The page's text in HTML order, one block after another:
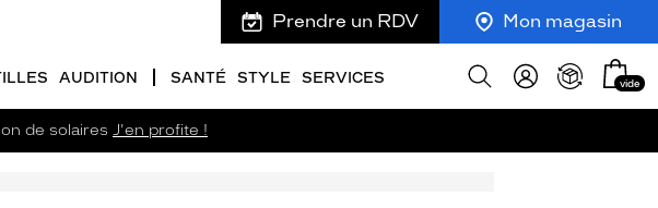
Prendre un RDV Mon magasin
AUDITION SANTÉ STYLE SERVICES
Afficher
Mon
panier
vide
de solaires J'en profite !